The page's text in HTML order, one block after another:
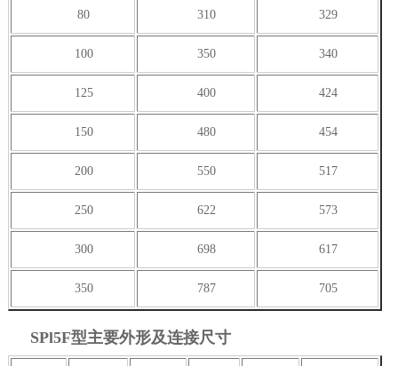
80 310 329
100 350 340
125 400 424
150 480 454
200 550 517
250 622 573
300 698 617
350 787 705
SPl5F型主要外形及连接尺寸